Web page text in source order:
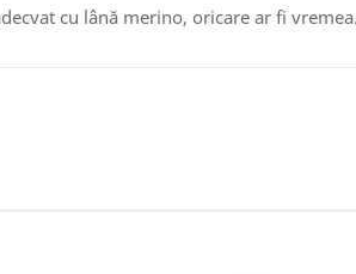
cu lână merino, oricare ar fi vremea.